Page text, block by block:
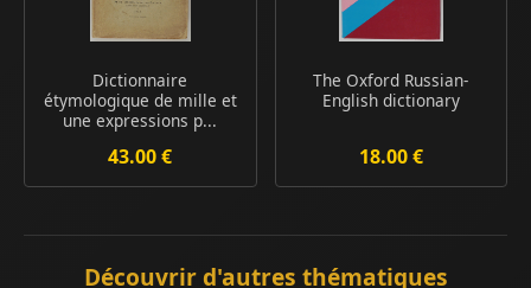
Dictionnaire
étymologique de mille et
une expressions p...
43.00 €
The Oxford Russian-
English dictionary
18.00 €
Découvrir d'autres thématiques